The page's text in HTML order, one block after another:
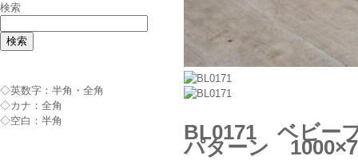
BL0171 ベビー
パターン
検索
検索
◇英数字：半角・全角
◇カナ：全角
◇空白：半角